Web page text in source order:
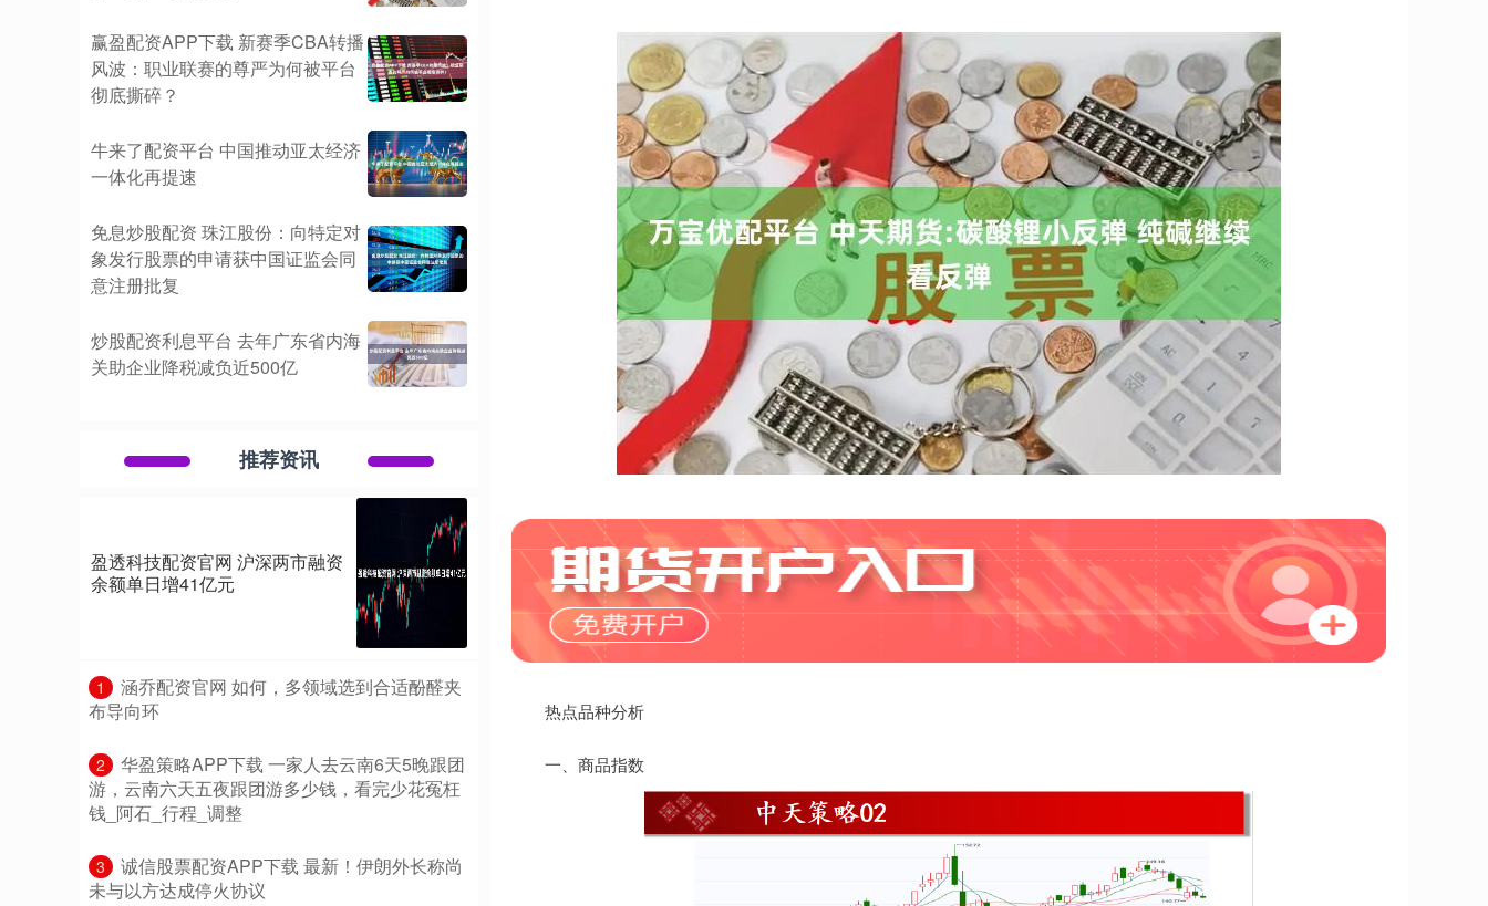
热点品种分析
一、商品指数
赢盈配资APP下载 新赛季CBA转播
风波：职业联赛的尊严为何被平台
彻底撕碎？
牛来了配资平台 中国推动亚太经济
一体化再提速
免息炒股配资 珠江股份：向特定对
象发行股票的申请获中国证监会同
意注册批复
炒股配资利息平台 去年广东省内海
关助企业降税减负近500亿
推荐资讯
盈透科技配资官网 沪深两市融资
余额单日增41亿元
1
​涵乔配资官网 如何，多领域选到合适酚醛夹
布导向环
2
​华盈策略APP下载 一家人去云南6天5晚跟团
游，云南六天五夜跟团游多少钱，看完少花冤枉
钱_阿石_行程_调整
3
​诚信股票配资APP下载 最新！伊朗外长称尚
未与以方达成停火协议